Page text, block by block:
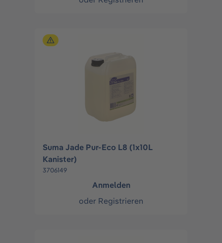
Suma Jade Pur-Eco L8 (1x10L
Kanister)
3706149
Anmelden
oder Registrieren